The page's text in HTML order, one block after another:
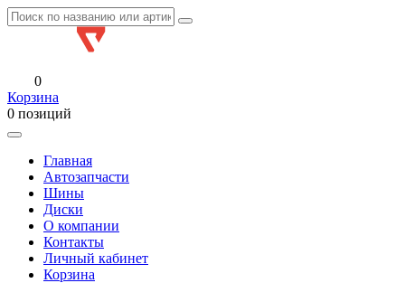
0
Корзина
0 позиций
Главная
Автозапчасти
Шины
Диски
О компании
Контакты
Личный кабинет
Корзина